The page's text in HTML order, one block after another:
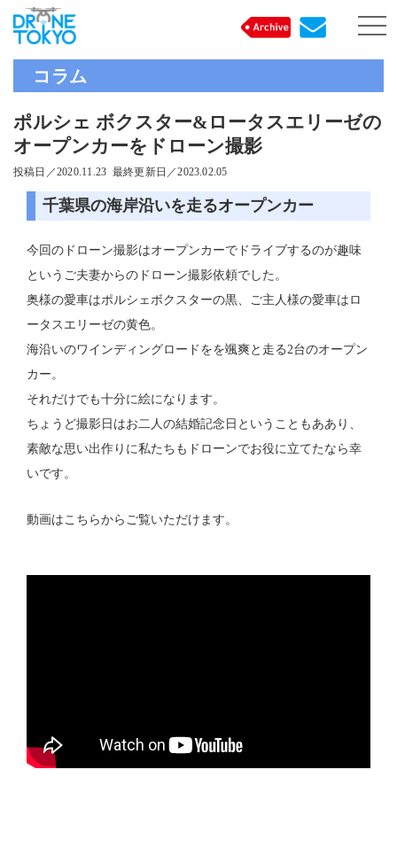
コラム
ポルシェ ボクスター&ロータスエリーゼの
オープンカーをドローン撮影
投稿日／2020.11.23 最終更新日／2023.02.05
千葉県の海岸沿いを走るオープンカー
今回のドローン撮影はオープンカーでドライブするのが趣味
というご夫妻からのドローン撮影依頼でした。
奥様の愛車はポルシェボクスターの黒、ご主人様の愛車はロ
ータスエリーゼの黄色。
海沿いのワインディングロードをを颯爽と走る2台のオープン
カー。
それだけでも十分に絵になります。
ちょうど撮影日はお二人の結婚記念日ということもああり、
素敵な思い出作りに私たちもドローンでお役に立てたなら幸
いです。
動画はこちらからご覧いただけます。